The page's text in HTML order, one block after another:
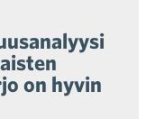
on hyvin